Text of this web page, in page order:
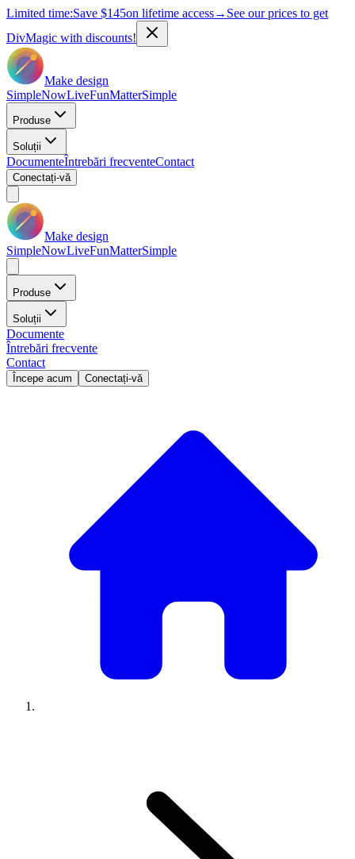
Limited time:Save $145on lifetime access→ See our prices to get
DivMagic with discounts!
Make design
SimpleNowLiveFunMatterSimple
Produse
Soluții
DocumenteÎntrebări frecventeContact
Conectați-vă
Make design
SimpleNowLiveFunMatterSimple
Produse
Soluții
Documente
Întrebări frecvente
Contact
Începe acum Conectați-vă